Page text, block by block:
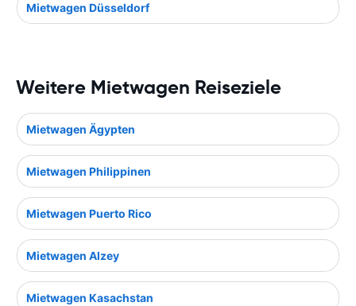
Mietwagen Düsseldorf
Weitere Mietwagen Reiseziele
Mietwagen Ägypten
Mietwagen Philippinen
Mietwagen Puerto Rico
Mietwagen Alzey
Mietwagen Kasachstan